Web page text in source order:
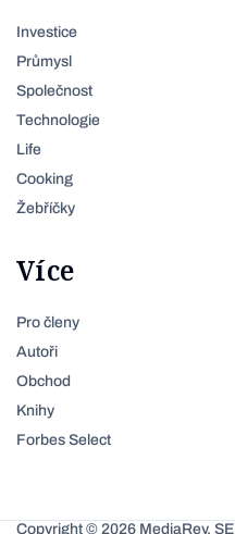
Investice
Průmysl
Společnost
Technologie
Life
Cooking
Žebříčky
Více
Pro členy
Autoři
Obchod
Knihy
Forbes Select
Copyright © 2026 MediaRey, SE